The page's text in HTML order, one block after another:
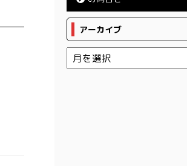
アーカイブ